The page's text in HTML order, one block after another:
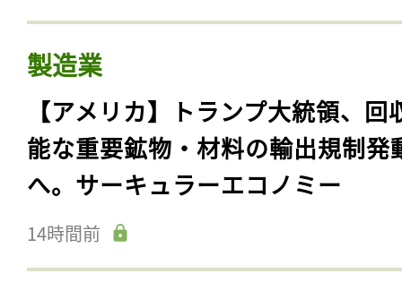
製造業
【アメリカ】トランプ大統領、回
能な重要鉱物・材料の輸出規制発
へ。サーキュラーエコノミー
14時間前